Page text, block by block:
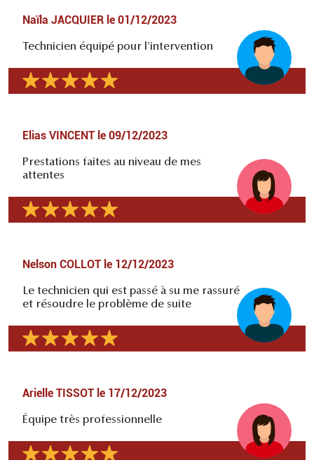
Naïla JACQUIER le 01/12/2023
Technicien équipé pour l'intervention
Elias VINCENT le 09/12/2023
Prestations faites au niveau de mes
attentes
Nelson COLLOT le 12/12/2023
Le technicien qui est passé à su me rassuré
et résoudre le problème de suite
Arielle TISSOT le 17/12/2023
Équipe très professionnelle